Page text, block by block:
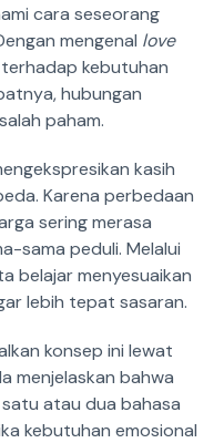
cara seseorang
mengenal love
kebutuhan
hubungan
paham.
kasih
Karena perbedaan
sering merasa
sama peduli. Melalui
belajar menyesuaikan
lebih tepat sasaran.
konsep ini lewat
menjelaskan bahwa
atau dua bahasa
kebutuhan emosional